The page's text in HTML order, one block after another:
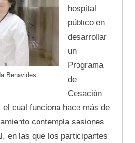
Benavides.
hospital
público en
desarrollar
un
Programa
de
Cesación
el cual funciona hace más de
contempla sesiones
en las que los participantes